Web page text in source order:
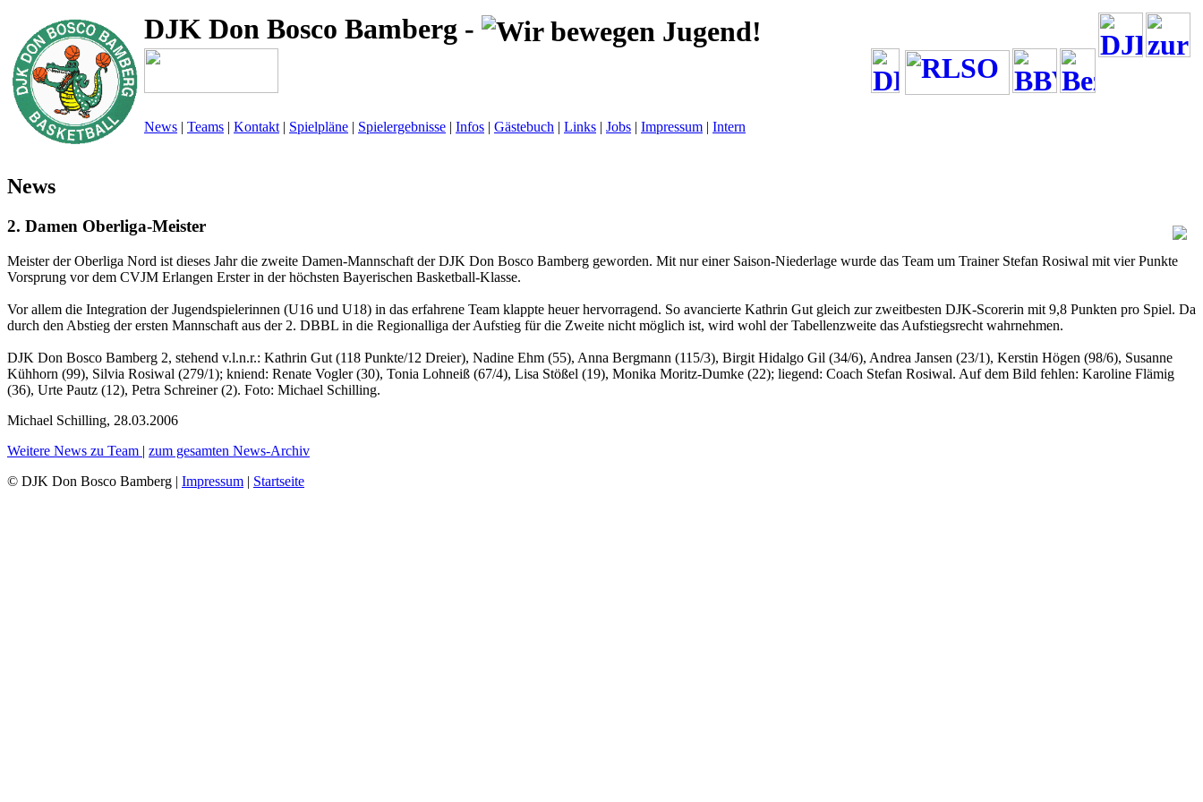
DJK Don Bosco Bamberg -
News | Teams | Kontakt | Spielpläne | Spielergebnisse | Infos | Gästebuch | Links | Jobs | Impressum | Intern
News
2. Damen Oberliga-Meister
Meister der Oberliga Nord ist dieses Jahr die zweite Damen-Mannschaft der DJK Don Bosco Bamberg geworden. Mit nur einer Saison-Niederlage wurde das Team um Trainer Stefan Rosiwal mit vier Punkte
Vorsprung vor dem CVJM Erlangen Erster in der höchsten Bayerischen Basketball-Klasse.
Vor allem die Integration der Jugendspielerinnen (U16 und U18) in das erfahrene Team klappte heuer hervorragend. So avancierte Kathrin Gut gleich zur zweitbesten DJK-Scorerin mit 9,8 Punkten pro Spiel. Da
durch den Abstieg der ersten Mannschaft aus der 2. DBBL in die Regionalliga der Aufstieg für die Zweite nicht möglich ist, wird wohl der Tabellenzweite das Aufstiegsrecht wahrnehmen.
DJK Don Bosco Bamberg 2, stehend v.l.n.r.: Kathrin Gut (118 Punkte/12 Dreier), Nadine Ehm (55), Anna Bergmann (115/3), Birgit Hidalgo Gil (34/6), Andrea Jansen (23/1), Kerstin Högen (98/6), Susanne
Kühhorn (99), Silvia Rosiwal (279/1); kniend: Renate Vogler (30), Tonia Lohneiß (67/4), Lisa Stößel (19), Monika Moritz-Dumke (22); liegend: Coach Stefan Rosiwal. Auf dem Bild fehlen: Karoline Flämig
(36), Urte Pautz (12), Petra Schreiner (2). Foto: Michael Schilling.
Michael Schilling, 28.03.2006
Weitere News zu Team | zum gesamten News-Archiv
© DJK Don Bosco Bamberg | Impressum | Startseite